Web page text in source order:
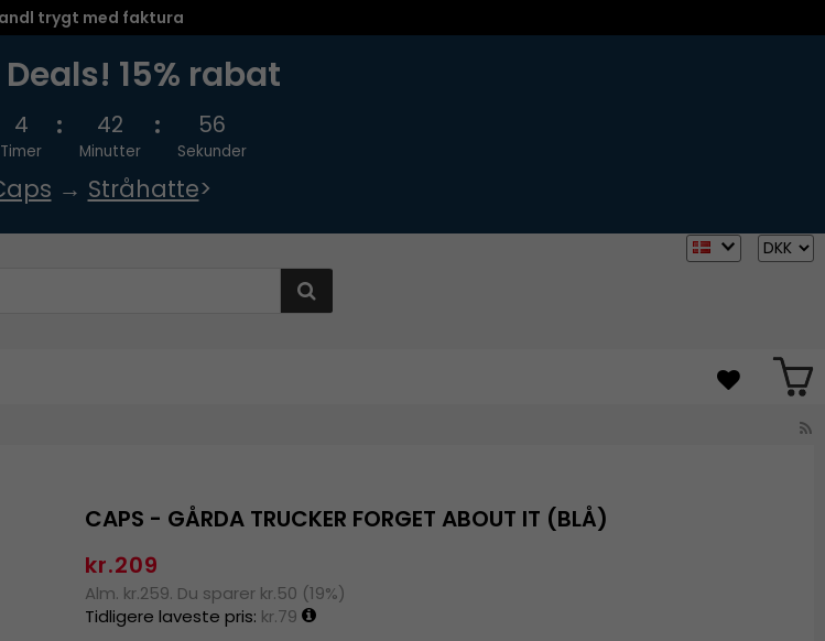
trygt med faktura
15% rabat
4
Timer
42
Minutter
55
Sekunder
→ Stråhatte>
CAPS - GÅRDA TRUCKER FORGET ABOUT IT (BLÅ)
kr.209
Alm. kr.259. Du sparer kr.50 (19%)
Tidligere laveste pris: kr.79